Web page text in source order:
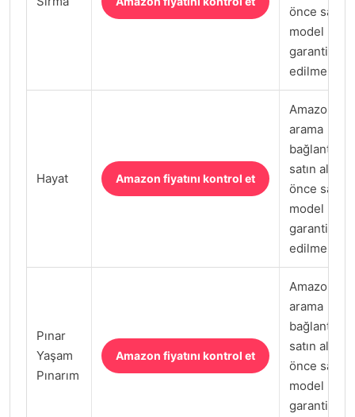
önce satıcı,
model
garanti
edilmeli.
Hayat Amazon fiyatını kontrol et
arama
bağlantısı;
satın
önce satıcı,
model
garanti
edilmeli.
Pınar
Yaşam
Pınarım
Amazon fiyatını kontrol et
arama
bağlantısı;
satın
önce satıcı,
model
garanti